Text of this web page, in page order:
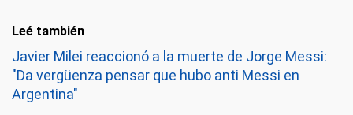
Leé también
Javier Milei reaccionó a la muerte de Jorge Messi:
"Da vergüenza pensar que hubo anti Messi en
Argentina"